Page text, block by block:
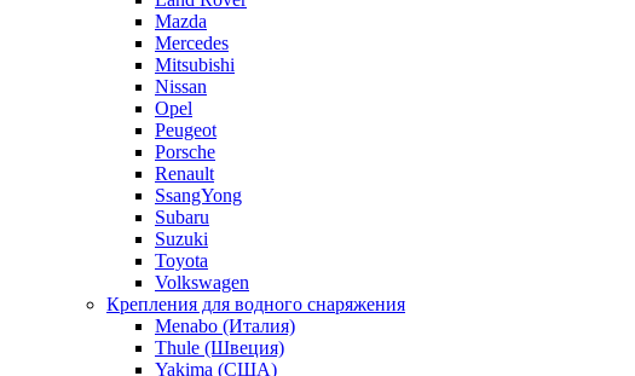
Mazda
Mercedes
Mitsubishi
Nissan
Opel
Peugeot
Porsche
Renault
SsangYong
Subaru
Suzuki
Toyota
Volkswagen
Крепления для водного снаряжения
Menabo (Италия)
Thule (Швеция)
Yakima (США)